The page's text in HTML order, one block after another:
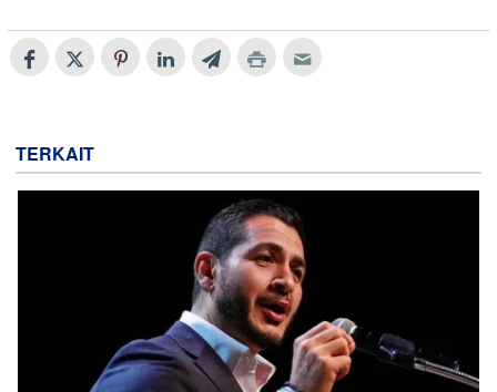
TERKAIT